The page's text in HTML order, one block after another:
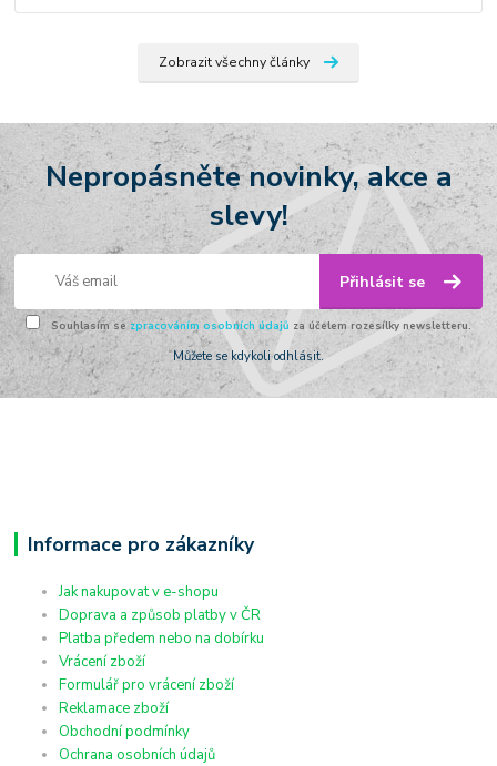
Zobrazit všechny články
Nepropásněte novinky, akce a
slevy!
Přihlásit se
Souhlasím se zpracováním osobních údajů za účelem rozesílky newsletteru.
Můžete se kdykoli odhlásit.
Informace pro zákazníky
Jak nakupovat v e-shopu
Doprava a způsob platby v ČR
Platba předem nebo na dobírku
Vrácení zboží
Formulář pro vrácení zboží
Reklamace zboží
Obchodní podmínky
Ochrana osobních údajů